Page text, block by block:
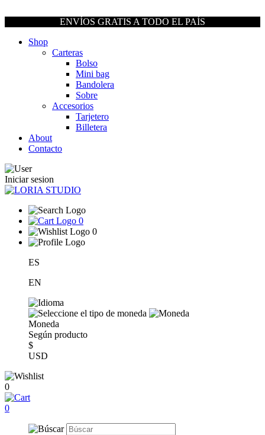
ENVÍOS GRATIS A TODO EL PAÍS
Shop
Carteras
Bolso
Mini bag
Bandolera
Sobre
Accesorios
Tarjetero
Billetera
About
Contacto
Iniciar sesion
0
0
ES
EN
Moneda
Según producto
$
USD
0
0